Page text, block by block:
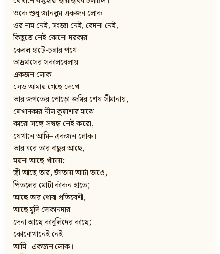
ওকে শুধু জানলুম একজন লোক।
ওর নাম নেই, সংজ্ঞা নেই, বেদনা নেই,
কিছুতে নেই কোনো দরকার–
কেবল হাটে-চলার পথে
ভাদ্রমাসের সকালবেলায়
একজন লোক।
সেও আমায় গেছে দেখে
তার জগতের পোড়ো জমির শেষ সীমানায়,
যেখানকার নীল কুয়াশার মাঝে
কারো সঙ্গে সম্বন্ধ নেই কারো,
যেখানে আমি– একজন লোক।
তার ঘরে তার বাছুর আছে,
ময়না আছে খাঁচায়;
স্ত্রী আছে তার, জাঁতায় আটা ভাঙে,
পিতলের মোটা কাঁকন হাতে;
আছে তার ধোবা প্রতিবেশী,
আছে মুদি দোকানদার
দেনা আছে কাবুলিদের কাছে;
কোনোখানেই নেই
আমি– একজন লোক।